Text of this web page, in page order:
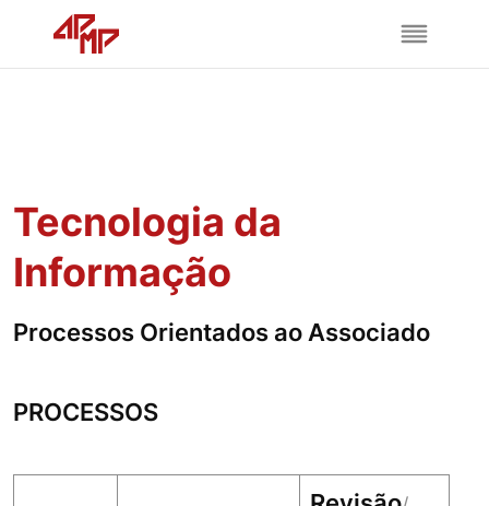
Tecnologia da
Informação
Processos Orientados ao Associado
PROCESSOS